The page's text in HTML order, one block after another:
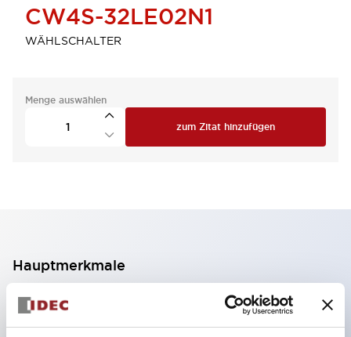
CW4S-32LE02N1
WÄHLSCHALTER
Menge auswählen
zum Zitat hinzufügen
Hauptmerkmale
2-Kontakt-Block mit 2 Stufen, ermöglicht eine 4-
Kontakt-Konfiguration (Gewährleistung der